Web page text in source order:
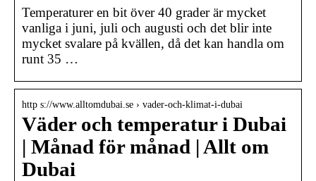
Temperaturer en bit över 40 grader är mycket
vanliga i juni, juli och augusti och det blir inte
mycket svalare på kvällen, då det kan handla om
runt 35 …
http s://www.alltomdubai.se › vader-och-klimat-i-dubai
Väder och temperatur i Dubai
| Månad för månad | Allt om
Dubai